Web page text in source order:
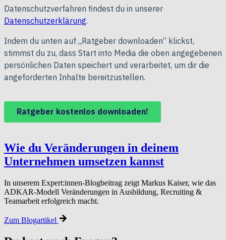
Wie du Verän­derun­gen in deinem
Unternehmen umsetzen kannst
In unserem Expert:innen-Blogbeitrag zeigt Markus Kaiser, wie das
ADKAR-Modell Veränderungen in Ausbildung, Recruiting &
Teamarbeit erfolgreich macht.
Zum Blogartikel